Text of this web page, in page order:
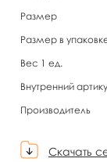
Размер
Размер в
Вес 1 ед.
Внутренний
Производитель
Скачать